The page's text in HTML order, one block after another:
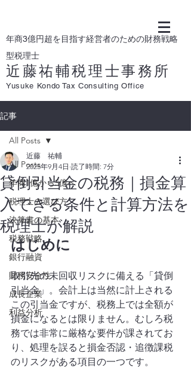
年商3億円超を目指す経営者のための財務戦略
型税理士
近藤祐輔税理士事務所
Yusuke Kondo Tax Consulting Office
記事
All Posts
年商1億から5億へ
税理士の選び方
決算書の基本
税務戦略
銀行融資
財務安全性
成長企業
利益分析
All Posts
貸倒引当金の税務｜損金算
入できる条件と計算方法を
税理士が解説
近藤 祐輔
2025年9月4日 読了時間: 7分
はじめに
取引先の未回収リスクに備える「貸倒
引当金」。会計上は当然に計上される
この引当金ですが、税務上では全額が
損金になるとは限りません。むしろ税
務では非常に厳格な要件が課されてお
り、処理を誤ると損金否認・追徴課税
のリスクがある項目の一つです。